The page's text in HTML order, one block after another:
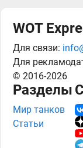
WOT
Для связи:
Для
© 2016-2026
Разделы
Мир танков
Статьи